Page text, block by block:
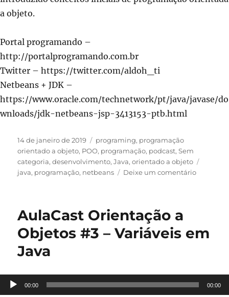
a objeto.
Portal programando –
http://portalprogramando.com.br
Twitter – https://twitter.com/aldoh_ti
Netbeans + JDK –
https://www.oracle.com/technetwork/pt/java/javase/do
wnloads/jdk-netbeans-jsp-3413153-ptb.html
Publicado
em
14 de janeiro de 2019 Categorias
programing, programação
orientado a objeto, POO, programação, podcast,Sem
categoria,desenvolvimento,Java,orientado a objeto
java, programação, netbeans Deixe um comentárioem
–
Java
AulaCast Orientação a
Objetos #3 – Variáveis em
Java
Tocador
00:00 00:00